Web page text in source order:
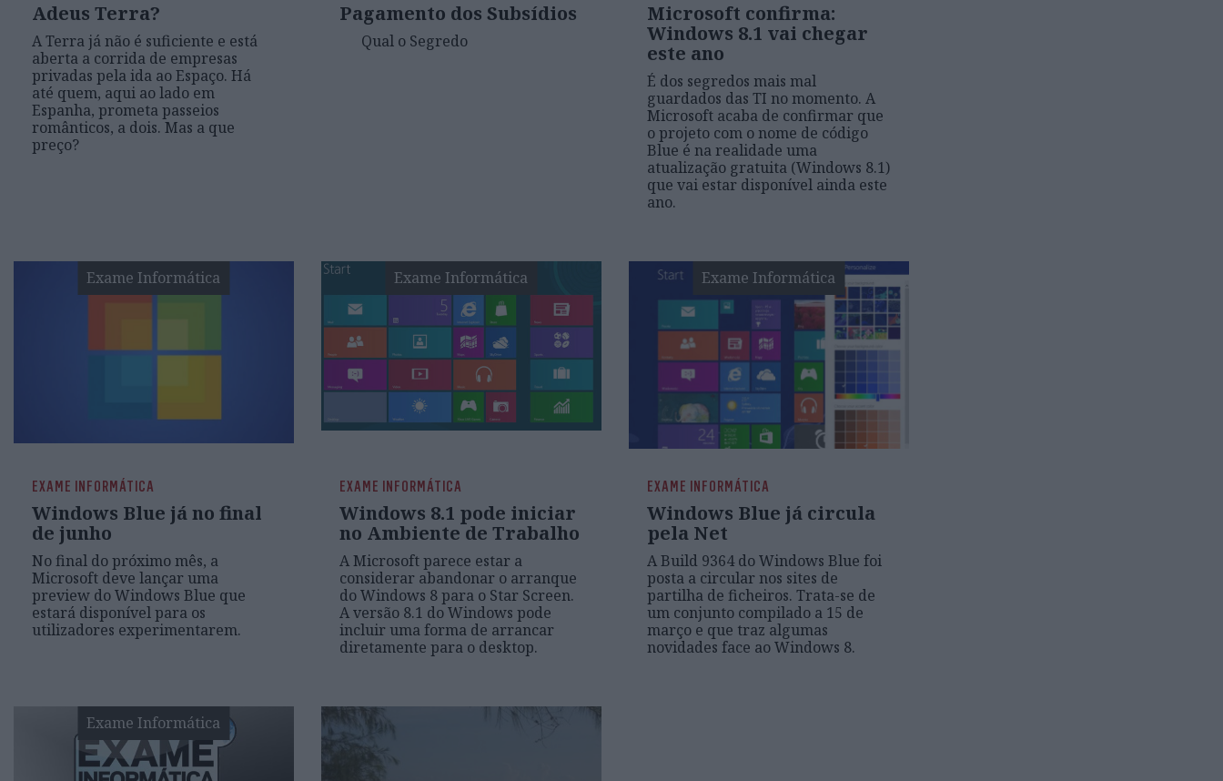
Adeus Terra?
A Terra já não é suficiente e está
aberta a corrida de empresas
privadas pela ida ao Espaço. Há
até quem, aqui ao lado em
Espanha, prometa passeios
românticos, a dois. Mas a que
preço?
Pagamento dos Subsídios
Qual o Segredo
Microsoft confirma:
Windows 8.1 vai chegar
este ano
É dos segredos mais mal
guardados das TI no momento. A
Microsoft acaba de confirmar que
o projeto com o nome de código
Blue é na realidade uma
atualização gratuita (Windows 8.1)
que vai estar disponível ainda este
ano.
Exame Informática
EXAME INFORMÁTICA
Windows Blue já no final
de junho
No final do próximo mês, a
Microsoft deve lançar uma
preview do Windows Blue que
estará disponível para os
utilizadores experimentarem.
Exame Informática
EXAME INFORMÁTICA
Windows 8.1 pode iniciar
no Ambiente de Trabalho
A Microsoft parece estar a
considerar abandonar o arranque
do Windows 8 para o Star Screen.
A versão 8.1 do Windows pode
incluir uma forma de arrancar
diretamente para o desktop.
Exame Informática
EXAME INFORMÁTICA
Windows Blue já circula
pela Net
A Build 9364 do Windows Blue foi
posta a circular nos sites de
partilha de ficheiros. Trata-se de
um conjunto compilado a 15 de
março e que traz algumas
novidades face ao Windows 8.
Exame Informática